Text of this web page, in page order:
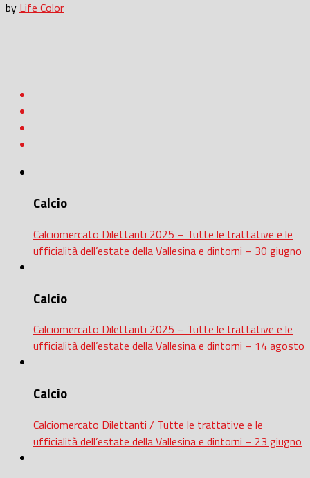
by Life Color
Calcio
Calciomercato Dilettanti 2025 – Tutte le trattative e le
ufficialità dell’estate della Vallesina e dintorni – 30 giugno
Calcio
Calciomercato Dilettanti 2025 – Tutte le trattative e le
ufficialità dell’estate della Vallesina e dintorni – 14 agosto
Calcio
Calciomercato Dilettanti / Tutte le trattative e le
ufficialità dell’estate della Vallesina e dintorni – 23 giugno